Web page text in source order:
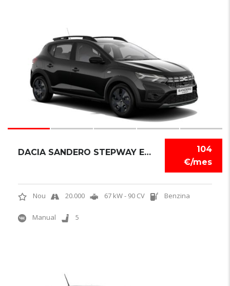
104
€/mes
DACIA SANDERO STEPWAY EXPRESSION
Nou 20.000 67 kW - 90 CV Benzina
Manual 5